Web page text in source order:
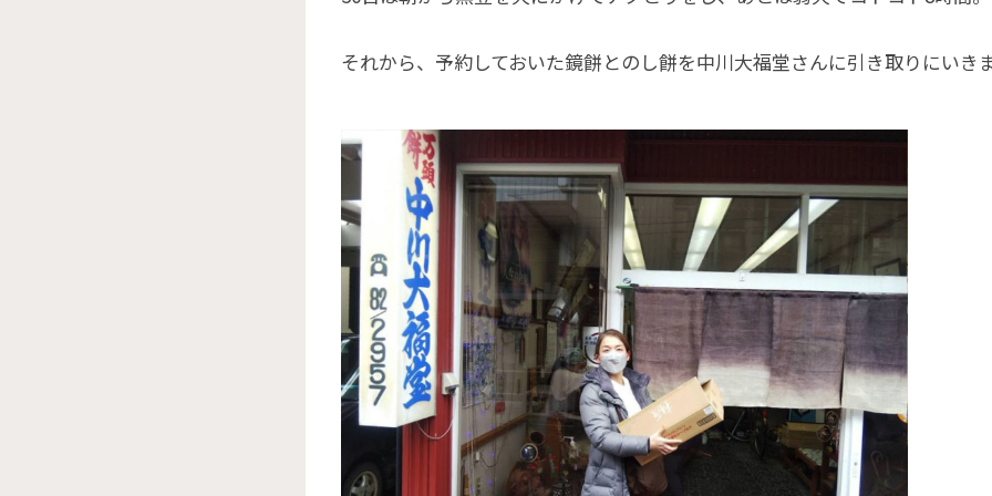
それから、予約しておいた鏡餅とのし餅を中川大福堂さんに引き取りにいき